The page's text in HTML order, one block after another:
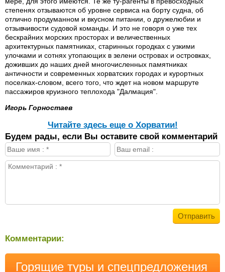
степенях отзываются об уровне сервиса на борту судна, об
отлично продуманном и вкусном питании, о дружелюбии и
отзывчивости судовой команды. И это не говоря о уже тех
бескрайних морских просторах и величественных
архитектурных памятниках, старинных городках с узкими
улочками и сотнях утопающих в зелени островах и островках,
доживших до наших дней многочисленных памятниках
античности и современных хорватских городах и курортных
поселках-словом, всего того, что ждет на новом маршруте
пассажиров круизного теплохода "Далмация".
Игорь Горностаев
Читайте здесь еще о Хорватии!
Будем рады, если Вы оставите свой комментарий
Комментарии:
Горящие туры и спецпредложения